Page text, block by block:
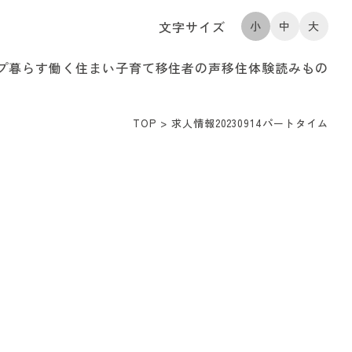
文字サイズ 小 中 大
暮らす働く 住まい子育て移住者の声移住体験読みもの
TOP > 求人情報20230914パートタイム